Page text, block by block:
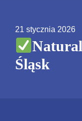
21 stycznia 2026
Śląsk